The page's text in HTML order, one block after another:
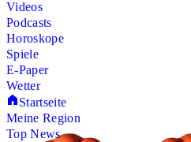
Videos
Podcasts
Horoskope
Spiele
E-Paper
Wetter
Startseite
Meine Region
Top News